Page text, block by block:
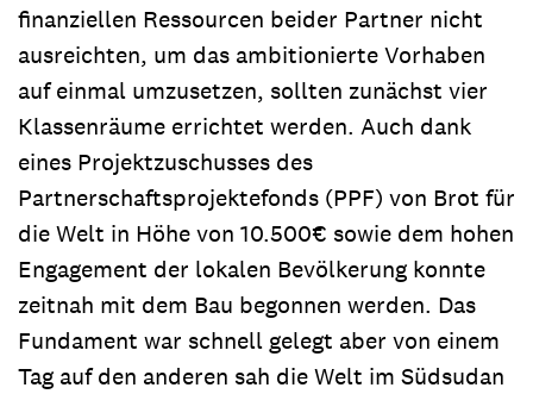
finanziellen Ressourcen beider Partner nicht
ausreichten, um das ambitionierte Vorhaben
auf einmal umzusetzen, sollten zunächst vier
Klassenräume errichtet werden. Auch dank
eines Projektzuschusses des
Partnerschaftsprojektefonds (PPF) von Brot für
die Welt in Höhe von 10.500€ sowie dem hohen
Engagement der lokalen Bevölkerung konnte
zeitnah mit dem Bau begonnen werden. Das
Fundament war schnell gelegt aber von einem
Tag auf den anderen sah die Welt im Südsudan